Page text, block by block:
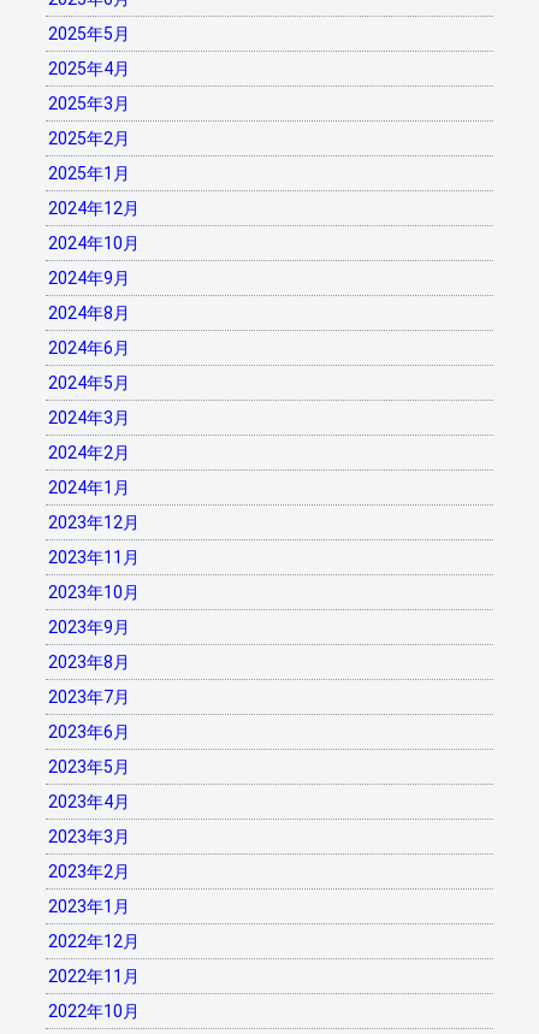
2025年5月
2025年4月
2025年3月
2025年2月
2025年1月
2024年12月
2024年10月
2024年9月
2024年8月
2024年6月
2024年5月
2024年3月
2024年2月
2024年1月
2023年12月
2023年11月
2023年10月
2023年9月
2023年8月
2023年7月
2023年6月
2023年5月
2023年4月
2023年3月
2023年2月
2023年1月
2022年12月
2022年11月
2022年10月